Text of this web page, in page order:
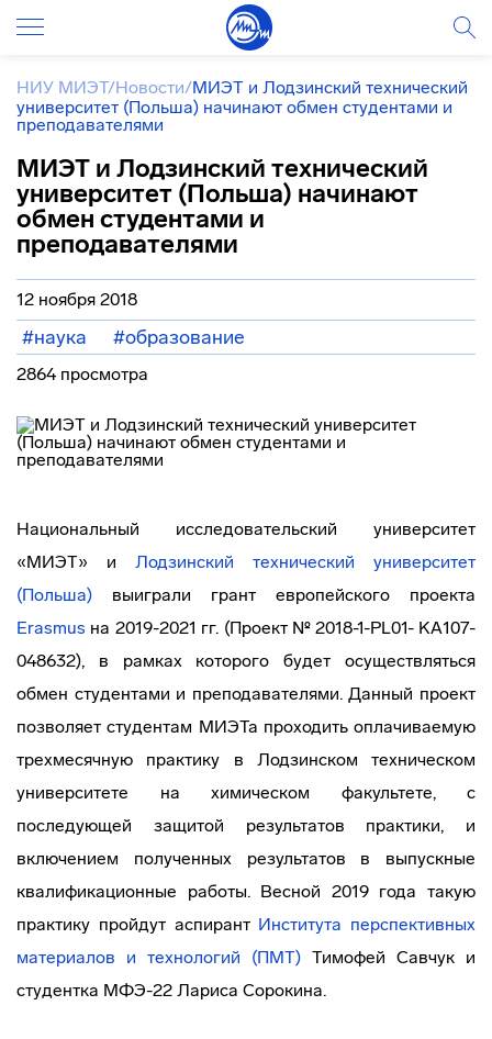
НИУ МИЭТ/Новости/МИЭТ и Лодзинский технический
университет (Польша) начинают обмен студентами и
преподавателями
МИЭТ и Лодзинский технический
университет (Польша) начинают
обмен студентами и
преподавателями
12 ноября 2018
#наука #образование
2864 просмотра
Национальный исследовательский университет
«МИЭТ» и Лодзинский технический университет
(Польша) выиграли грант европейского проекта
Erasmus на 2019-2021 гг. (Проект № 2018-1-PL01- KA107-
048632), в рамках которого будет осуществляться
обмен студентами и преподавателями. Данный проект
позволяет студентам МИЭТа проходить оплачиваемую
трехмесячную практику в Лодзинском техническом
университете на химическом факультете, с
последующей защитой результатов практики, и
включением полученных результатов в выпускные
квалификационные работы. Весной 2019 года такую
практику пройдут аспирант Института перспективных
материалов и технологий (ПМТ) Тимофей Савчук и
студентка МФЭ-22 Лариса Сорокина.